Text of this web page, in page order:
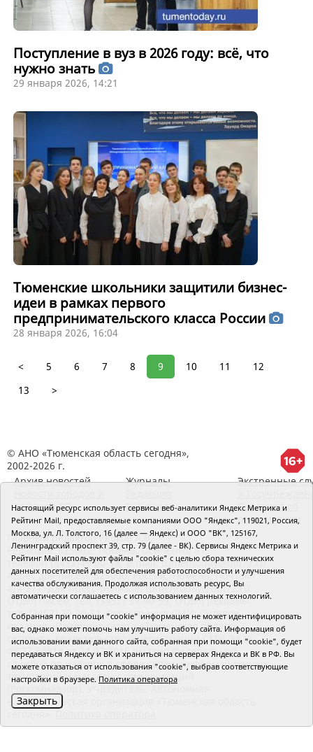
Поступление в вуз в 2026 году: всё, что
нужно знать
29 января 2026, 14:21
Тюменские школьники защитили бизнес-
идеи в рамках первого
предпринимательского класса России
28 января 2026, 16:04
< 5 6 7 8 9 10 11
12
13
>
© АНО «Тюменская область сегодня»,
2002-2026 г.
Архив новостей
районов ТО
Журналы
RSS поток
Экстренные
Сведения об
организации
Главный редактор Рябков А.В.
Редакция: 625002, Тюмень, Осипенко, 81,
телефон (3452)49-00-18, e-mail: tumentoday@obl72.ru
Адрес для писем: 625000, Россия, Тюмень, Почтамт,
а/я 371. Для пресс-релизов: tumentoday@obl72.ru.
Отдел писем: тел. (3452) 39-90-59. Отдел рекламы:
тел. (3452) 39-90-51. Регистрация СМИ: Сетевое
издание «Интернет-газета «Тюменская область
сегодня», свидетельство о регистрации СМИ Эл №
ФС77-64918 от 24.02.2016 выдано Федеральной
службой по надзору в сфере связи, информационных
технологий и массовых коммуникаций
некоммерческая организация «Тюменская область
Настоящий ресурс использует сервисы веб-аналитики Яндекс Метрика и
Рейтинг Mail, предоставляемые компаниями ООО "Яндекс", 119021, Россия,
Москва, ул. Л. Толстого, 16 (далее — Яндекс) и ООО "ВК", 125167,
Ленинградский проспект 39, стр. 79 (далее - ВК). Сервисы Яндекс Метрика и
Рейтинг Mail используют файлы "cookie" с целью сбора технических
данных посетителей для обеспечения работоспособности и улучшения
качества обслуживания. Продолжая использовать ресурс, Вы
автоматически соглашаетесь с использованием данных технологий.
Собранная при помощи "cookie" информация не может идентифицировать
вас, однако может помочь нам улучшить работу сайта. Информация об
использовании вами данного сайта, собранная при помощи "cookie", будет
передаваться Яндексу и ВК и храниться на серверах Яндекса и ВК в РФ. Вы
можете отказаться от использования "cookie", выбрав соответствующие
настройки в браузере. Политика оператора
Закрыть